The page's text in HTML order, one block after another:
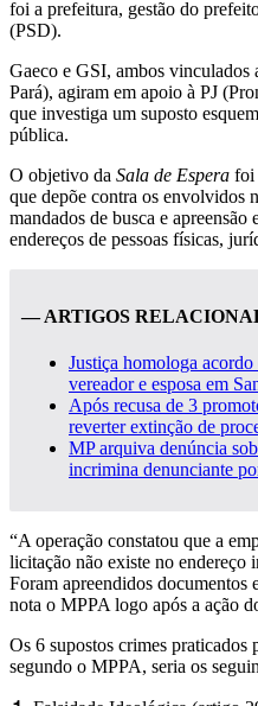
foi a prefeitura, gestão do
(PSD).
Gaeco e GSI, ambos
Pará), agiram em apoio à PJ
que investiga um suposto
pública.
O objetivo da Sala de Espera foi
que depõe contra os envolvidos
mandados de busca e apreensão
endereços de pessoas físicas,
— ARTIGOS
Justiça homologa
vereador e esposa em
Após recusa de 3
reverter extinção de
MP arquiva denúncia
incrimina denunciante
“A operação constatou que a
licitação não existe no endereço
Foram apreendidos documentos
nota o MPPA logo após a ação
Os 6 supostos crimes praticados
segundo o MPPA, seria os